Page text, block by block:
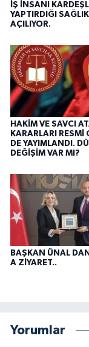
İŞ İNSANI
YAPTIRDIĞI
AÇILIYOR.
HAKİM VE SAVCI
KARARLARI RESMİ
DE YAYIMLANDI.
DEĞİŞİM VAR MI?
BAŞKAN ÜNAL
A ZİYARET..
Yorumlar